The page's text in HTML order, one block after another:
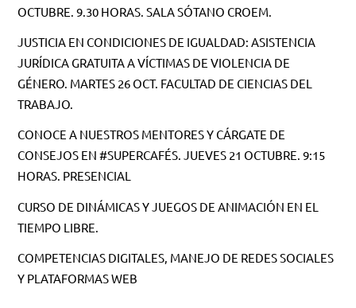
OCTUBRE. 9.30 HORAS. SALA SÓTANO CROEM.
JUSTICIA EN CONDICIONES DE IGUALDAD: ASISTENCIA
JURÍDICA GRATUITA A VÍCTIMAS DE VIOLENCIA DE
GÉNERO. MARTES 26 OCT. FACULTAD DE CIENCIAS DEL
TRABAJO.
CONOCE A NUESTROS MENTORES Y CÁRGATE DE
CONSEJOS EN #SUPERCAFÉS. JUEVES 21 OCTUBRE. 9:15
HORAS. PRESENCIAL
CURSO DE DINÁMICAS Y JUEGOS DE ANIMACIÓN EN EL
TIEMPO LIBRE.
COMPETENCIAS DIGITALES, MANEJO DE REDES SOCIALES
Y PLATAFORMAS WEB